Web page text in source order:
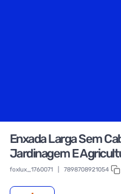
Enxada Larga Sem
Jardinagem E
foxlux_1760071 7898708921054